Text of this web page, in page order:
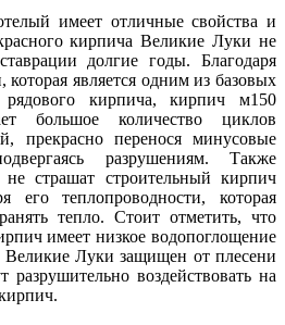
имеет отличные свойства и
кирпича Великие Луки не
долгие годы. Благодаря
которая является одним из базовых
кирпича, кирпич м150
большое количество циклов
прекрасно перенося минусовые
разрушениям. Также
страшат строительный кирпич
его теплопроводности, которая
тепло. Стоит отметить, что
имеет низкое водопоглощение
Луки защищен от плесени
воздействовать на